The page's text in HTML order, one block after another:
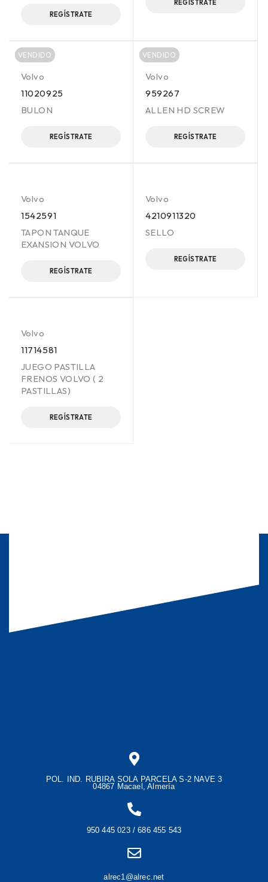
REGÍSTRATE
REGÍSTRATE
VENDIDO
Volvo
11020925
BULON
REGÍSTRATE
VENDIDO
Volvo
959267
ALLEN HD SCREW
REGÍSTRATE
Volvo
1542591
TAPON TANQUE
EXANSION VOLVO
REGÍSTRATE
Volvo
4210911320
SELLO
REGÍSTRATE
Volvo
11714581
JUEGO PASTILLA
FRENOS VOLVO ( 2
PASTILLAS)
REGÍSTRATE
POL. IND. RUBIRA SOLA PARCELA S-2 NAVE 3
04867 Macael, Almería
950 445 023 / 686 455 543
alrec1@alrec.net